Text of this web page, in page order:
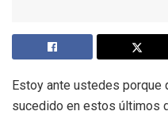
Estoy ante ustedes
sucedido en estos últimos